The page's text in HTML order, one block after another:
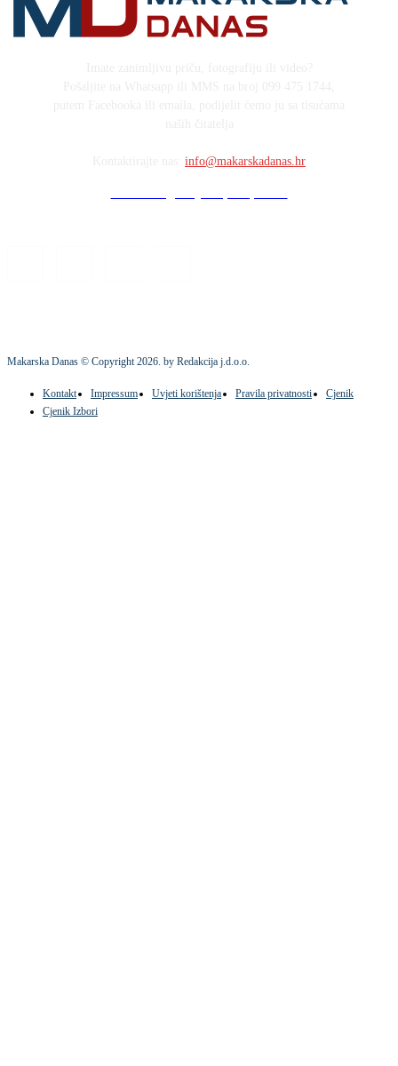
info@makarskadanas.hr
Makarska Danas © Copyright2026. by Redakcija j.d.o.o.
Kontakt Impressum Uvjeti korištenja Pravila privatnosti
Cjenik
Cjenik Izbori